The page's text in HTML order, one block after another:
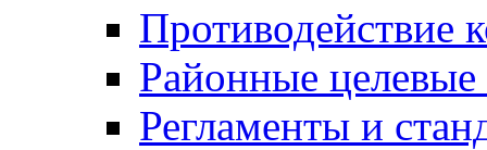
Противодействие
Районные
Регламенты и